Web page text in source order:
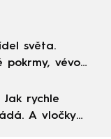
světa.
vévodí
rychle
A vločky